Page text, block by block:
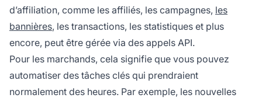
d’affiliation, comme les affiliés, les campagnes, les
bannières, les transactions, les statistiques et plus
encore, peut être gérée via des appels API.
Pour les marchands, cela signifie que vous pouvez
automatiser des tâches clés qui prendraient
normalement des heures. Par exemple, les nouvelles